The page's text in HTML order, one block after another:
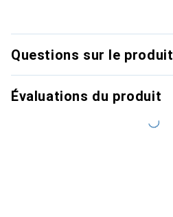
Questions sur le produit
Évaluations du produit